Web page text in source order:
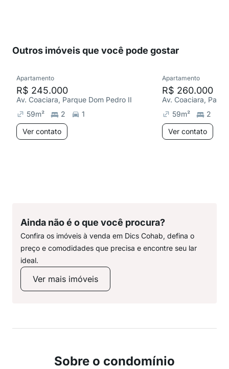
Outros imóveis que você pode gostar
Apartamento
R$ 245.000
Av. Coaciara, Parque Dom Pedro II
59m² 2
1
Ver contato
Apartamento
R$ 260.000
Av. Coaciara,
59m² 2
Ver contato
Ainda não é o que você procura?
Confira os imóveis à venda em Dics Cohab, defina o
preço e comodidades que precisa e encontre seu lar
ideal.
Ver mais imóveis
Sobre o condomínio